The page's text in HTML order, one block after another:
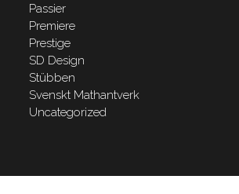
Passier
Premiere
Prestige
SD Design
Stübben
Svenskt Mathantverk
Uncategorized